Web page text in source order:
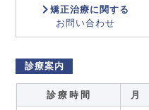
矯正治療に関する
お問い合わせ
診療案内
診 療 時 間 月